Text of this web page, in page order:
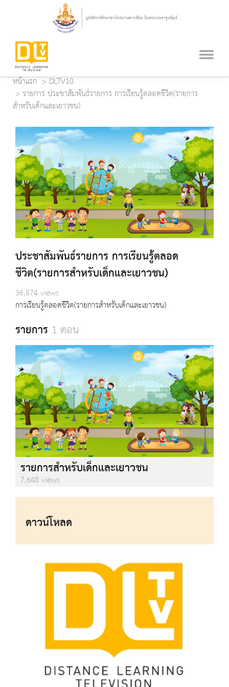
หน้าแรก
DLTV10
รายการ ประชาสัมพันธ์รายการ การเรียนรู้ตลอดชีวิต(รายการ
สำหรับเด็กและเยาวชน)
ประชาสัมพันธ์รายการ การเรียนรู้ตลอด
ชีวิต(รายการสำหรับเด็กและเยาวชน)
36,874 views
การเรียนรู้ตลอดชีวิต(รายการสำหรับเด็กและเยาวชน)
รายการ 1 ตอน
รายการสำหรับเด็กและเยาวชน
7,648 views
ดาวน์โหลด